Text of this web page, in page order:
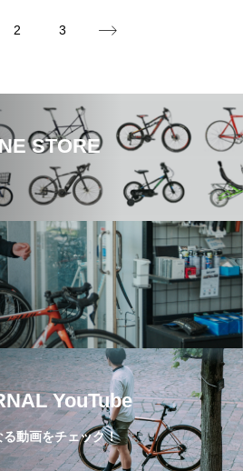
2 3
STORE
YouTube
動画をチェック！